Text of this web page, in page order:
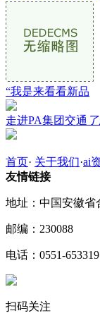
“我是来看看新品
走进PA集团交通
首页· 关于我们·ai
友情链接
地址：中国安徽省
邮编：230088
电话：0551-
扫码关注